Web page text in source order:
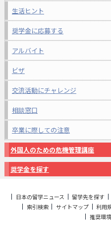
生活ヒント
奨学金に応募する
アルバイト
ビザ
交流活動にチャレンジ
相談窓口
卒業に際しての注意
外国人のための危機管理講座
奨学金を探す
日本の留学ニュース 留学先を探す
索引検索
サイトマップ 利用
推奨環